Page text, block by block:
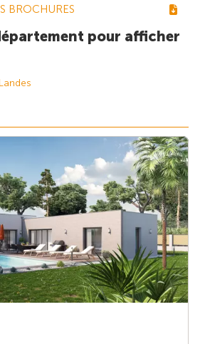
BROCHURES
pour afficher
Landes